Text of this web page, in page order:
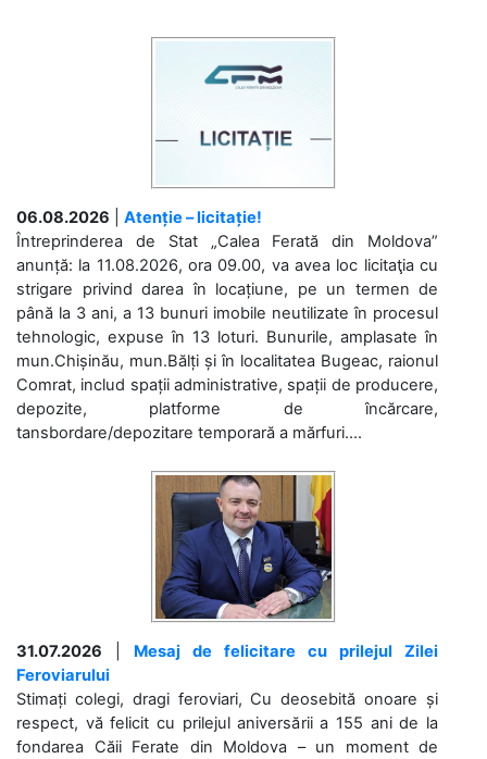
06.08.2026
Atenție – licitație!
Întreprinderea de Stat „Calea Ferată din Moldova”
anunță: la 11.08.2026, ora 09.00, va avea loc licitaţia cu
strigare privind darea în locațiune, pe un termen de
până la 3 ani, a 13 bunuri imobile neutilizate în procesul
tehnologic, expuse în 13 loturi. Bunurile, amplasate în
mun.Chișinău, mun.Bălți și în localitatea Bugeac, raionul
Comrat, includ spații administrative, spații de producere,
depozite, platforme de încărcare,
tansbordare/depozitare temporară a mărfuri....
31.07.2026
Mesaj de felicitare cu prilejul Zilei
Feroviarului
Stimați colegi, dragi feroviari, Cu deosebită onoare și
respect, vă felicit cu prilejul aniversării a 155 ani de la
fondarea Căii Ferate din Moldova – un moment de